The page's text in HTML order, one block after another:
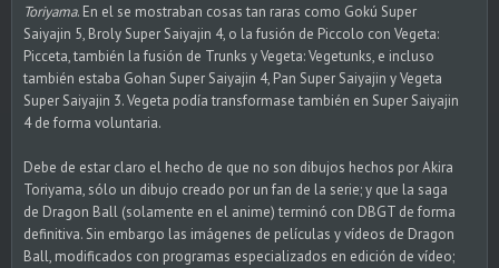
Toriyama. En el se mostraban cosas tan raras como Gokú Super
Saiyajin 5, Broly Super Saiyajin 4, o la fusión de Piccolo con Vegeta:
Picceta, también la fusión de Trunks y Vegeta: Vegetunks, e incluso
también estaba Gohan Super Saiyajin 4, Pan Super Saiyajin y Vegeta
Super Saiyajin 3. Vegeta podía transformase también en Super Saiyajin
4 de forma voluntaria.
Debe de estar claro el hecho de que no son dibujos hechos por Akira
Toriyama, sólo un dibujo creado por un fan de la serie; y que la saga
de Dragon Ball (solamente en el anime) terminó con DBGT de forma
definitiva. Sin embargo las imágenes de películas y vídeos de Dragon
Ball, modificados con programas especializados en edición de vídeo;